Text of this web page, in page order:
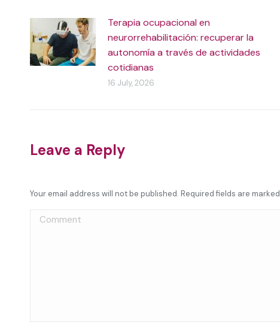
Terapia ocupacional en
neurorrehabilitación: recuperar la
autonomía a través de actividades
cotidianas
16 July, 2026
Leave a Reply
Your email address will not be published. Required fields are marked
Comment